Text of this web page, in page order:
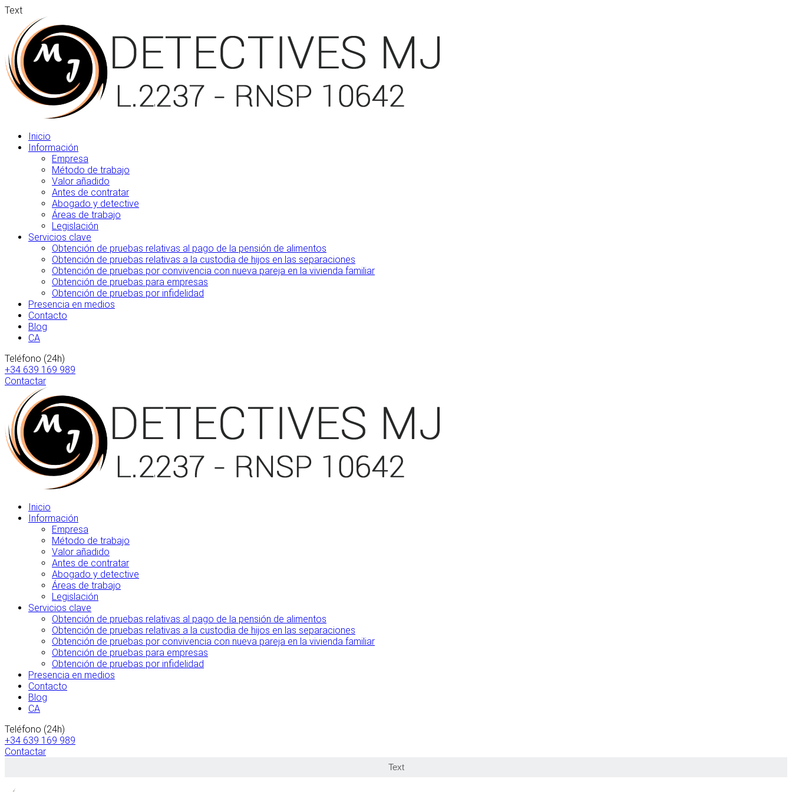
Text
Inicio
Información
Empresa
Método de trabajo
Valor añadido
Antes de contratar
Abogado y detective
Áreas de trabajo
Legislación
Servicios clave
Obtención de pruebas relativas al pago de la pensión de alimentos
Obtención de pruebas relativas a la custodia de hijos en las separaciones
Obtención de pruebas por convivencia con nueva pareja en la vivienda familiar
Obtención de pruebas para empresas
Obtención de pruebas por infidelidad
Presencia en medios
Contacto
Blog
CA
Teléfono (24h)
+34 639 169 989
Contactar
Inicio
Información
Empresa
Método de trabajo
Valor añadido
Antes de contratar
Abogado y detective
Áreas de trabajo
Legislación
Servicios clave
Obtención de pruebas relativas al pago de la pensión de alimentos
Obtención de pruebas relativas a la custodia de hijos en las separaciones
Obtención de pruebas por convivencia con nueva pareja en la vivienda familiar
Obtención de pruebas para empresas
Obtención de pruebas por infidelidad
Presencia en medios
Contacto
Blog
CA
Teléfono (24h)
+34 639 169 989
Contactar
Text